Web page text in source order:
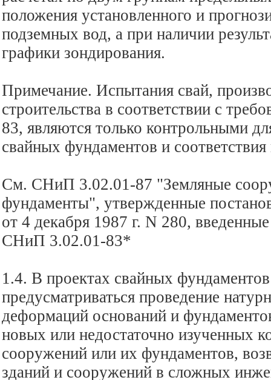
положения установленного и
подземных вод, а при наличии
графики зондирования.
Примечание. Испытания свай,
строительства в соответствии с
83, являются только контрольными
свайных фундаментов и соответствия
См. СНиП 3.02.01-87 "Земляные
фундаменты", утвержденные
от 4 декабря 1987 г. N 280,
СНиП 3.02.01-83*
1.4. В проектах свайных
предусматриваться проведение
деформаций оснований и
новых или недостаточно изученных
сооружений или их фундаментов,
зданий и сооружений в сложных